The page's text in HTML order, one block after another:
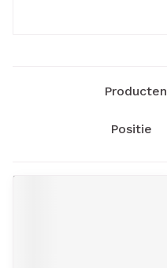
Producten
Sorteer op: